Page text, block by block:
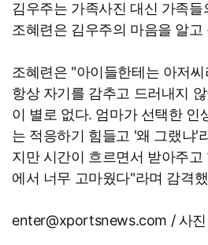
김우주는 가족사진 대신 가족
조혜련은 김우주의 마음을 알
조혜련은 "아이들한테는 아저
항상 자기를 감추고 드러내지
이 별로 없다. 엄마가 선택한 인
는 적응하기 힘들고 '왜 그랬냐'
지만 시간이 흐르면서 받아주
에서 너무 고마웠다"라며 감격
enter@xportsnews.com / 사